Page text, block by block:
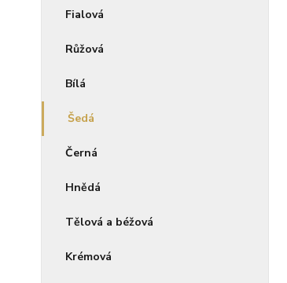
Fialová
Růžová
Bílá
Šedá
Černá
Hnědá
Tělová a béžová
Krémová